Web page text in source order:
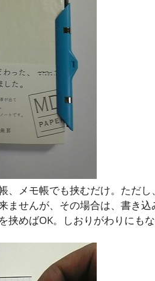
、メモ帳でも挟むだけ。ただ
ませんが、その場合は、書き
挟めばOK。しおりがわりにも